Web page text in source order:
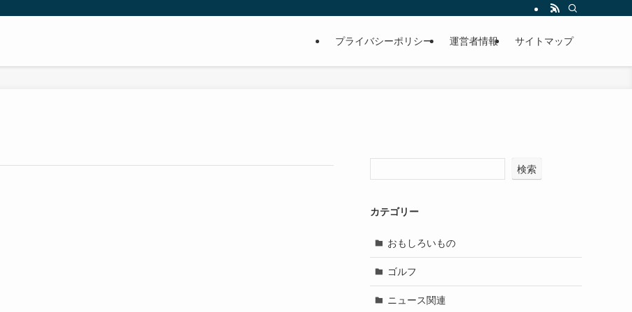
プライバシーポリシー 運営者情報 サイトマップ
検索
カテゴリー
おもしろいもの
ゴルフ
ニュース関連